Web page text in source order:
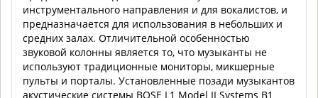
инструментального направления и для вокалистов, и
предназначается для использования в небольших и
средних залах. Отличительной особенностью
звуковой колонны является то, что музыканты не
используют традиционные мониторы, микшерные
пульты и порталы. Установленные позади музыкантов
акустические системы BOSE L1 Model II Systems B1